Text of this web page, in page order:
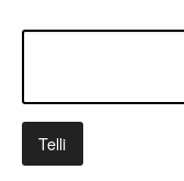
Telli